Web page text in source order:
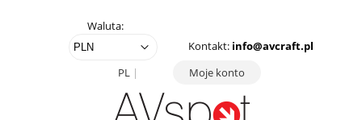
Waluta:
Kontakt: info@avcraft.pl
PL
Moje konto